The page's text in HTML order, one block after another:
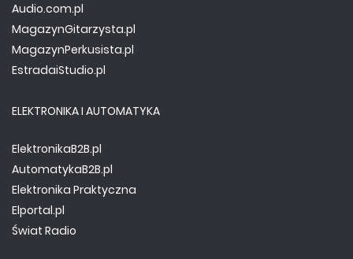
Audio.com.pl
MagazynGitarzysta.pl
MagazynPerkusista.pl
EstradaiStudio.pl
ELEKTRONIKA I AUTOMATYKA
ElektronikaB2B.pl
AutomatykaB2B.pl
Elektronika Praktyczna
Elportal.pl
Świat Radio